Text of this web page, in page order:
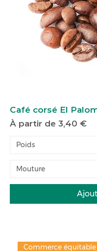
Café corsé El
À partir de 3,40 €
Prix promotionnel
Commerce équitable